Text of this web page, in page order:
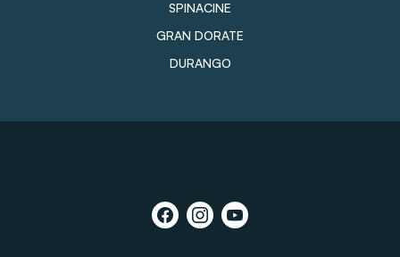
SPINACINE
GRAN DORATE
DURANGO